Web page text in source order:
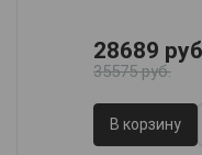
28689
35575 руб.
В корзину